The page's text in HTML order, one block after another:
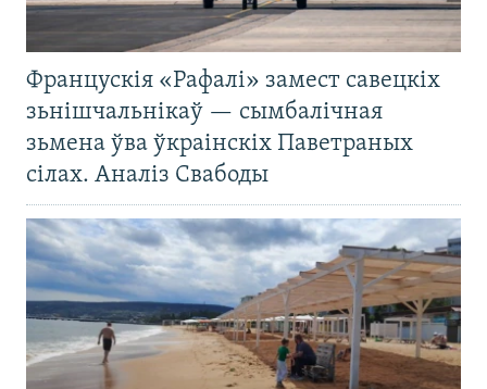
Францускія «Рафалі» замест савецкіх
зьнішчальнікаў — сымбалічная
зьмена ўва ўкраінскіх Паветраных
сілах. Аналіз Свабоды